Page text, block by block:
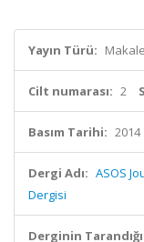
Yayın Türü:
Cilt numarası: 2
Basım Tarihi: 2014
Dergi Adı: ASOS
Dergisi
Derginin